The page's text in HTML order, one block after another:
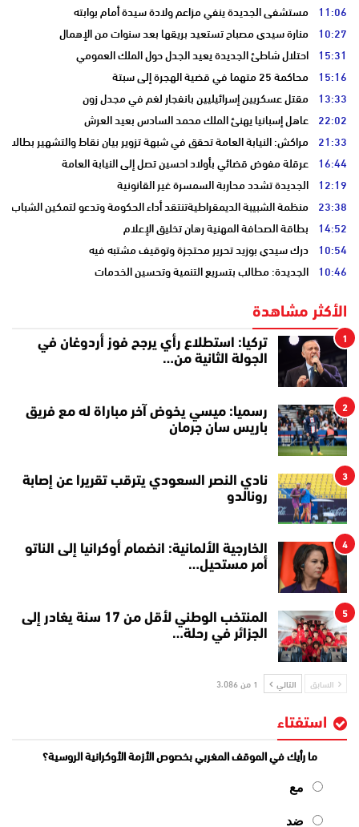
11:06 مستشفى الجديدة ينفي مزاعم ولادة سيدة أمام بوابته
10:27 منارة سيدي مصباح تستعيد بريقها بعد سنوات من الإهمال
15:31 احتلال شاطئ الجديدة يعيد الجدل حول الملك العمومي
15:16 محاكمة 25 متهما في قضية الهجرة إلى سبتة
13:33 مقتل عسكريين إسرائيليين بانفجار لغم في مجدل زون
22:02 عاهل إسبانيا يهنئ الملك محمد السادس بعيد العرش
21:33 مراكش: النيابة العامة تحقق في شبهة تزوير بيان نقاط والتشهير بطالب
16:44 عرقلة مفوض قضائي بأولاد احسين تصل إلى النيابة العامة
12:19 الجديدة تشدد محاربة السمسرة غير القانونية
23:38 منظمة الشبيبة الديمقراطيةتنتقد أداء الحكومة وتدعو لتمكين الشباب
14:52 بطاقة الصحافة المهنية رهان تخليق الإعلام
10:54 درك سيدي بوزيد تحرير محتجزة وتوقيف مشتبه فيه
10:46 الجديدة: مطالب بتسريع التنمية وتحسين الخدمات
الأكثر مشاهدة
1
تركيا: استطلاع رأي يرجح فوز أردوغان في
الجولة الثانية من…
2
رسميا: ميسي يخوض آخر مباراة له مع فريق
باريس سان جرمان
3
نادي النصر السعودي يترقب تقريرا عن إصابة
رونالدو
4
الخارجية الألمانية: انضمام أوكرانيا إلى الناتو
أمر مستحيل…
5
المنتخب الوطني لأقل من 17 سنة يغادر إلى
الجزائر في رحلة…
السابق التالي 1 من 3٬086
استفتاء
ما رأيك في الموقف المغربي بخصوص الأزمة الأوكرانية الروسية؟
مع
ضد